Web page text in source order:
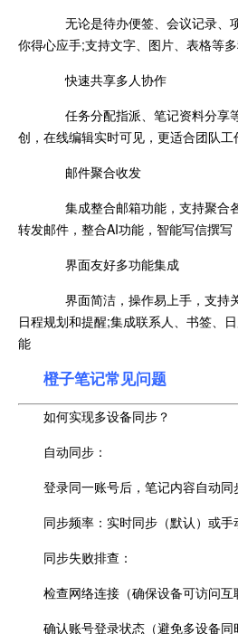
无论是待办便签、会议记录、
你得心应手;支持文字、图片、表格等
快速共享多人协作
任务分配指派、笔记资料分享
创，在线编辑实时可见，更适合团队工
邮件聚合收发
集成整合邮箱功能，支持聚合
转发邮件，整合AI功能，智能写信撰写
界面友好多功能集成
界面简洁，操作易上手，支持
日程规划和提醒;集成联系人、书签、
能
橙子笔记常见问题
如何实现多设备同步？
自动同步：
登录同一账号后，笔记内容自动同
同步频率：实时同步（默认）或手
同步失败排查：
检查网络连接（确保设备可访问互
确认账号登录状态（避免多设备同